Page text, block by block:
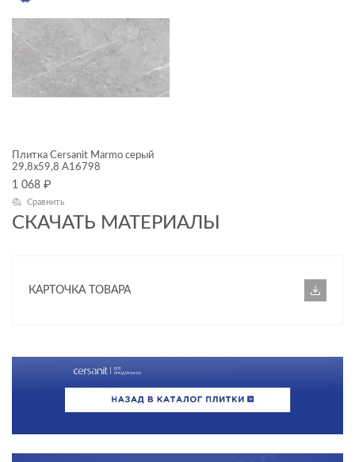
СКАЧАТЬ МАТЕРИАЛЫ
КАРТОЧКА ТОВАРА
КОММЕРЧЕСКИЕ ПОМЕЩЕНИЯ
Внутренняя отделка
ТИП ПОВЕРХНОСТИ
Плитка Cersanit Marmo серый
29,8x59,8 A16798
1 068 ₽
Сравнить